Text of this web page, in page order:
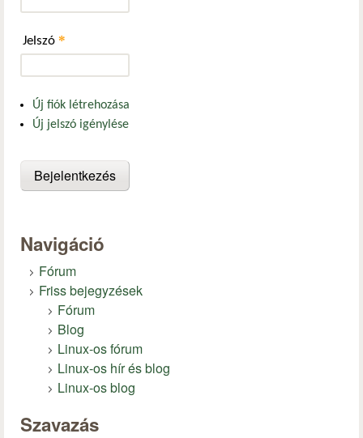
Jelszó *
Új fiók létrehozása
Új jelszó igénylése
Navigáció
Fórum
Friss bejegyzések
Fórum
Blog
Linux-os fórum
Linux-os hír és blog
Linux-os blog
Szavazás